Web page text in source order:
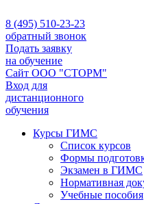
8 (495) 510-23-23
обратный звонок
Подать заявку
на обучение
Сайт ООО "СТОРМ"
Вход для
дистанционного
обучения
Курсы ГИМС
Список курсов
Формы
Экзамен в ГИМС
Нормативная
Учебные пособия